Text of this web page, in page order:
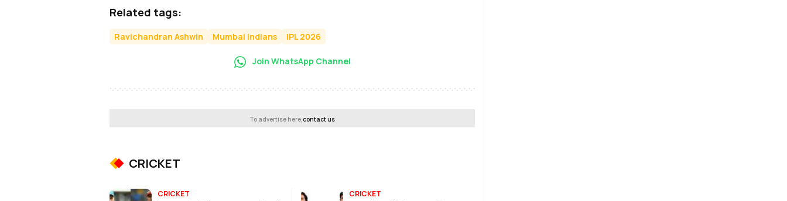
Related tags:
Ravichandran Ashwin Mumbai Indians IPL 2026
Join WhatsApp Channel
To advertise here,contact us
CRICKET
CRICKET
CRICKET